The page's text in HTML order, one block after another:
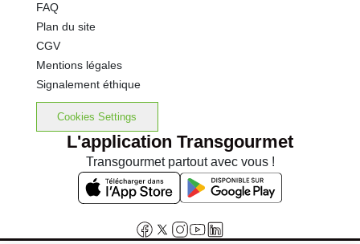
FAQ
Plan du site
CGV
Mentions légales
Signalement éthique
Cookies Settings
L'application Transgourmet
Transgourmet partout avec vous !